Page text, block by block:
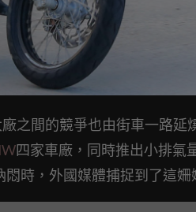
之間的競爭也由街車一路延
四家車廠，同時推出小排氣
時，外國媒體捕捉到了這姍